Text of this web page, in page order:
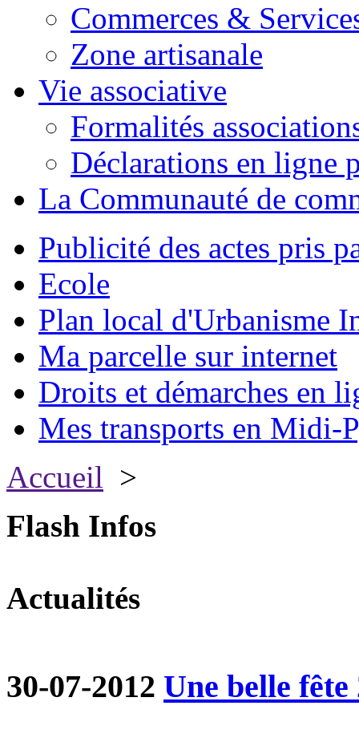
Commerces &
Zone artisanale
Vie associative
Formalités
Déclarations en ligne
La Communauté de
Publicité des actes pris
Ecole
Plan local d'Urbanisme
Ma parcelle sur internet
Droits et démarches en
Mes transports en Midi-
Accueil >
Flash Infos
Actualités
30-07-2012 Une belle fête